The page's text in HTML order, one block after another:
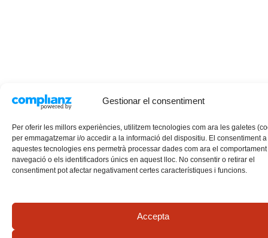
Gestionar el consentiment
Per oferir les millors experiències, utilitzem tecnologies com ara les galetes
per emmagatzemar i/o accedir a la informació del dispositiu. El consentiment a
aquestes tecnologies ens permetrà processar dades com ara el
navegació o els identificadors únics en aquest lloc. No consentir o retirar el
consentiment pot afectar negativament certes característiques i funcions.
Accepta